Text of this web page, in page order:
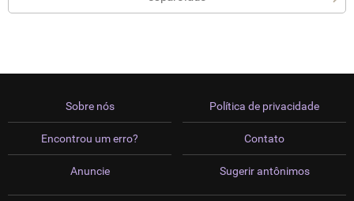
Sobre nós
Encontrou um erro?
Anuncie
Política de privacidade
Contato
Sugerir antônimos